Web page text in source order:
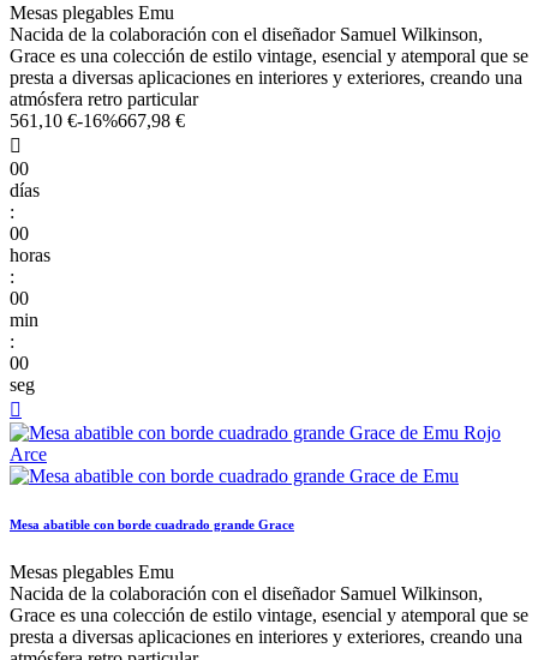
Mesas plegables Emu
Nacida de la colaboración con el diseñador Samuel Wilkinson,
Grace es una colección de estilo vintage, esencial y atemporal que se
presta a diversas aplicaciones en interiores y exteriores, creando una
atmósfera retro particular
561,10 €-16%667,98 €

00
días
:
00
horas
:
00
min
:
00
seg

Mesa abatible con borde cuadrado grande Grace
Mesas plegables Emu
Nacida de la colaboración con el diseñador Samuel Wilkinson,
Grace es una colección de estilo vintage, esencial y atemporal que se
presta a diversas aplicaciones en interiores y exteriores, creando una